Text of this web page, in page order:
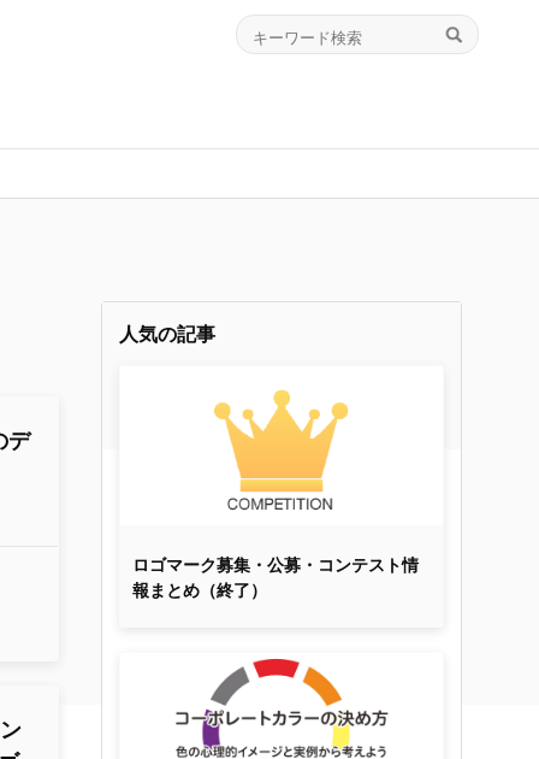
デ
人気の記事
ロゴマーク募集・公募・コンテスト情
報まとめ（終了）